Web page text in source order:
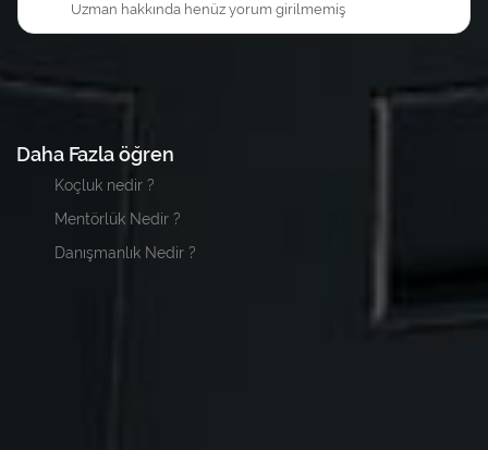
Uzman hakkında henüz yorum girilmemiş
Daha Fazla öğren
Koçluk nedir ?
Mentörlük Nedir ?
Danışmanlık Nedir ?